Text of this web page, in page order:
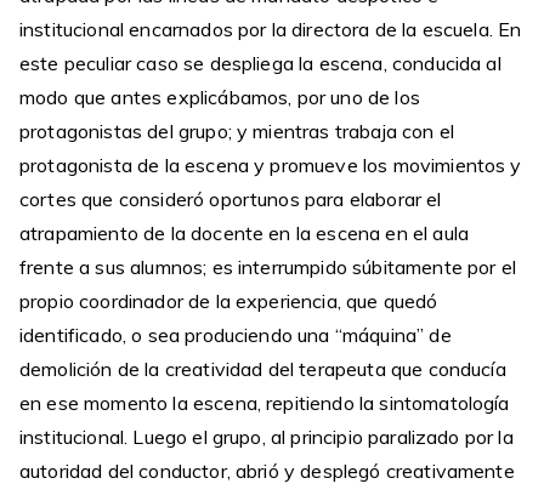
institucional encarnados por la directora de la escuela. En
este peculiar caso se despliega la escena, conducida al
modo que antes explicábamos, por uno de los
protagonistas del grupo; y mientras trabaja con el
protagonista de la escena y promueve los movimientos y
cortes que consideró oportunos para elaborar el
atrapamiento de la docente en la escena en el aula
frente a sus alumnos; es interrumpido súbitamente por el
propio coordinador de la experiencia, que quedó
identificado, o sea produciendo una “máquina” de
demolición de la creatividad del terapeuta que conducía
en ese momento la escena, repitiendo la sintomatología
institucional. Luego el grupo, al principio paralizado por la
autoridad del conductor, abrió y desplegó creativamente